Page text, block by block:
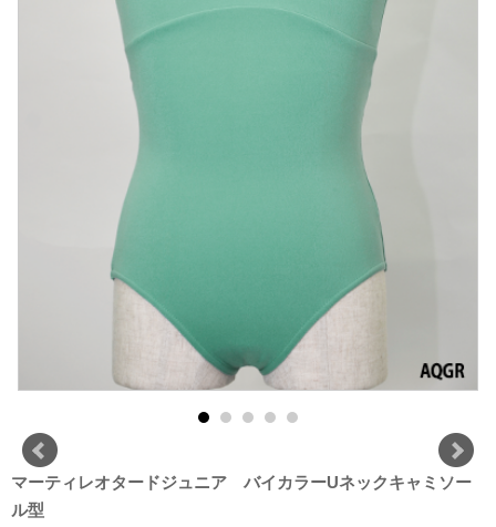
マーティレオタードジュニア バイカラーUネックキャミソー
ル型